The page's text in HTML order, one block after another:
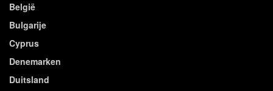
België
Bulgarije
Cyprus
Denemarken
Duitsland